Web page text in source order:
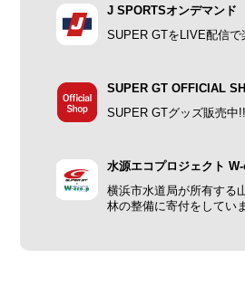
J SPORTSオンデマンド
SUPER GTをLIVE配信で
SUPER GT OFFICIAL
SUPER GTグッズ販売中!!
水源エコプロジェクト
横浜市水道局が所有する
林の整備に寄付をしてい